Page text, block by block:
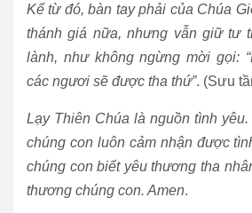
Kể từ đó, bàn tay phải của Chúa
thánh giá nữa, nhưng vẫn giữ tư
lành, như không ngừng mời gọi:
các ngươi sẽ được tha thứ”. (Sưu
Lạy Thiên Chúa là nguồn tình
chúng con luôn cảm nhận được
chúng con biết yêu thương tha
thương chúng con. Amen.